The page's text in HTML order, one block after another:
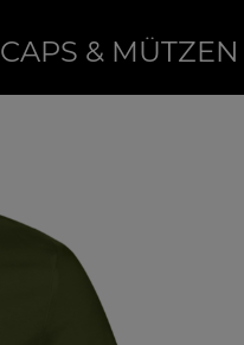
CAPS & MÜTZEN